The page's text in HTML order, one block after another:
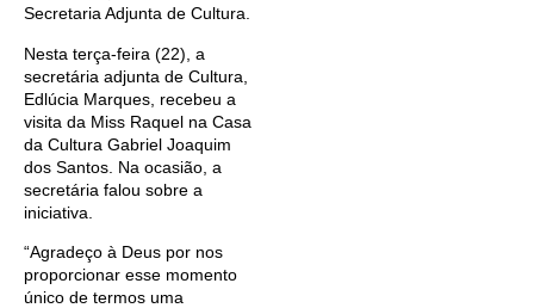
Secretaria Adjunta de Cultura.
Nesta terça-feira (22), a
secretária adjunta de Cultura,
Edlúcia Marques, recebeu a
visita da Miss Raquel na Casa
da Cultura Gabriel Joaquim
dos Santos. Na ocasião, a
secretária falou sobre a
iniciativa.
“Agradeço à Deus por nos
proporcionar esse momento
único de termos uma